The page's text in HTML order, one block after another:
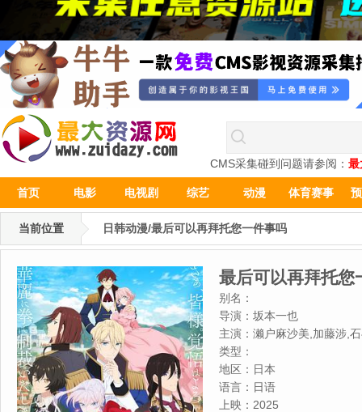
CMS采集碰到问题请参阅： 最
首页 电影 电视剧 综艺 动漫 体育赛事
当前位置 日韩动漫/最后可以再拜托您一件事吗
最后可以再拜托您
别名：
导演： 坂本一也
主演： 濑户麻沙美,加藤涉,
隈亚衣
类型：
地区： 日本
语言： 日语
上映： 2025